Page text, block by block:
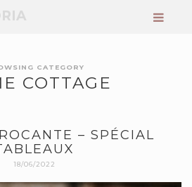
CATEGORY
COTTAGE
– SPÉCIAL
18/06/2022